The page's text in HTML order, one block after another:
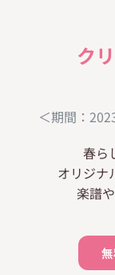
ク
＜期間：
春ら
オリジナ
楽譜